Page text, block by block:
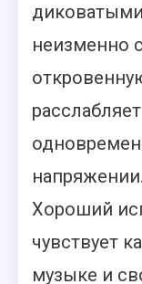
неизменно
напряжении.
Хороший
чувствует
музыке и